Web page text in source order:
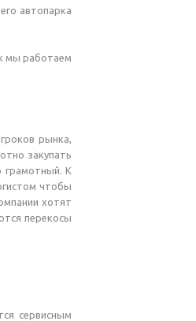
автопарка
мы работаем
рынка,
закупать
грамотный. К
чтобы
хотят
перекосы
сервисным